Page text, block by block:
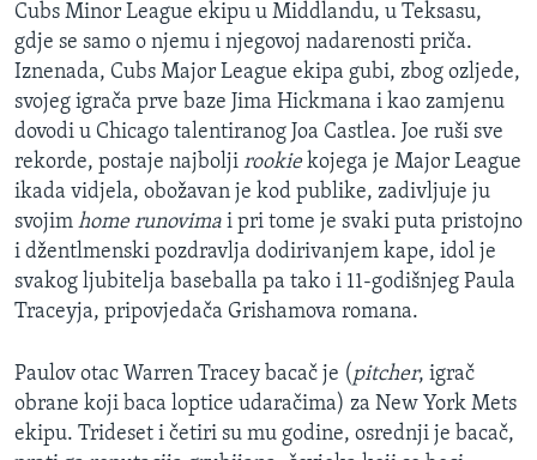
Cubs Minor League ekipu u Middlandu, u Teksasu,
gdje se samo o njemu i njegovoj nadarenosti priča.
Iznenada, Cubs Major League ekipa gubi, zbog ozljede,
svojeg igrača prve baze Jima Hickmana i kao zamjenu
dovodi u Chicago talentiranog Joa Castlea. Joe ruši sve
rekorde, postaje najbolji rookiekojega je Major League
ikada vidjela, obožavan je kod publike, zadivljuje ju
svojim home runovima i pri tome je svaki puta pristojno
i džentlmenski pozdravlja dodirivanjem kape, idol je
svakog ljubitelja baseballa pa tako i 11-godišnjeg Paula
Traceyja, pripovjedača Grishamova romana.
Paulov otac Warren Tracey bacač je (pitcher, igrač
obrane koji baca loptice udaračima) za New York Mets
ekipu. Trideset i četiri su mu godine, osrednji je bacač,